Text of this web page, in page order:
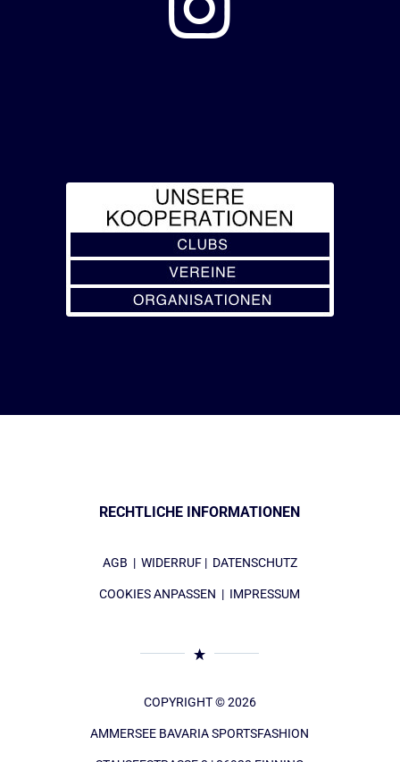
RECHTLICHE INFORMATIONEN
AGB | WIDERRUF| DATENSCHUTZ
COOKIES ANPASSEN | IMPRESSUM
COPYRIGHT © 2026
AMMERSEE BAVARIA SPORTSFASHION